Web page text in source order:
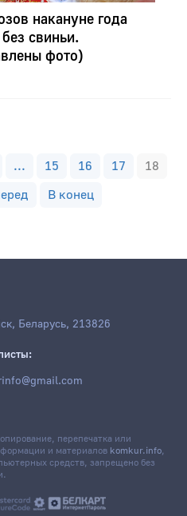
накануне года
свиньи.
фото)
... 15 16 17
18
В конец
Беларусь, 213826
перепечатка или
и материалов komkur.info,
средств, запрещено без